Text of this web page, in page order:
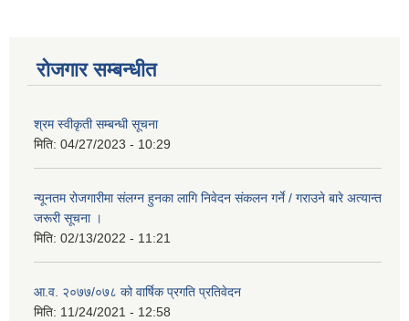
रोजगार सम्बन्धीत
श्रम स्वीकृती सम्बन्धी सूचना
मिति: 04/27/2023 - 10:29
न्यूनतम रोजगारीमा संलग्न हुनका लागि निवेदन संकलन गर्ने / गराउने बारे अत्यान्त
जरूरी सूचना ।
मिति: 02/13/2022 - 11:21
आ.व. २०७७/०७८ को वार्षिक प्रगति प्रतिवेदन
मिति: 11/24/2021 - 12:58